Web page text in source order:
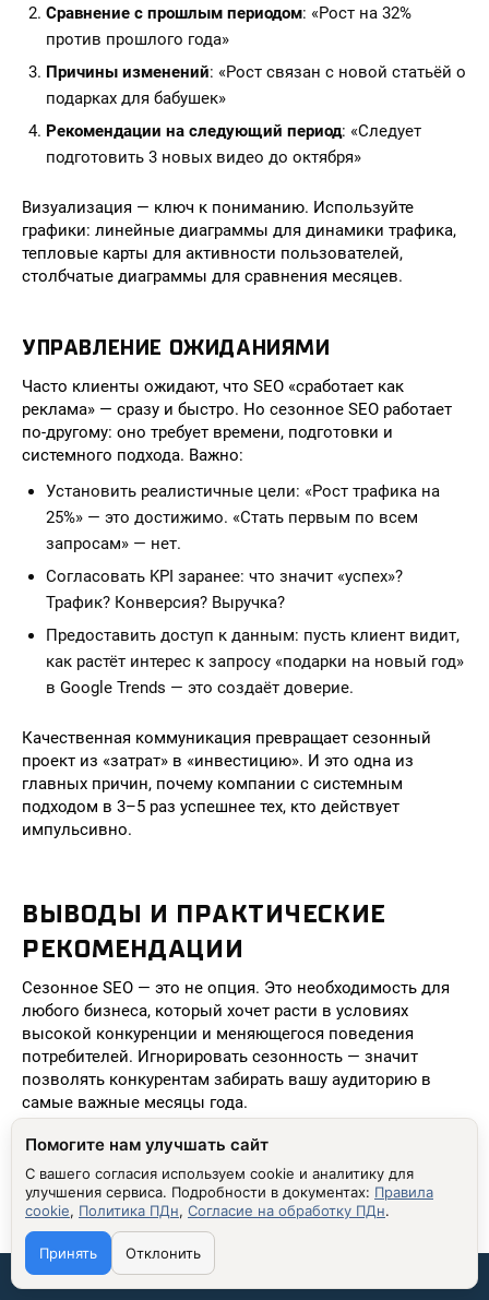
Сравнение с прошлым периодом: «Рост на 32%
против прошлого года»
Причины изменений: «Рост связан с новой статьёй о
подарках для бабушек»
Рекомендации на следующий период: «Следует
подготовить 3 новых видео до октября»
Визуализация — ключ к пониманию. Используйте
графики: линейные диаграммы для динамики трафика,
тепловые карты для активности пользователей,
столбчатые диаграммы для сравнения месяцев.
УПРАВЛЕНИЕ ОЖИДАНИЯМИ
Часто клиенты ожидают, что SEO «сработает как
реклама» — сразу и быстро. Но сезонное SEO работает
по-другому: оно требует времени, подготовки и
системного подхода. Важно:
Установить реалистичные цели: «Рост трафика на
25%» — это достижимо. «Стать первым по всем
запросам» — нет.
Согласовать KPI заранее: что значит «успех»?
Трафик? Конверсия? Выручка?
Предоставить доступ к данным: пусть клиент видит,
как растёт интерес к запросу «подарки на новый год»
в Google Trends — это создаёт доверие.
Качественная коммуникация превращает сезонный
проект из «затрат» в «инвестицию». И это одна из
главных причин, почему компании с системным
подходом в 3–5 раз успешнее тех, кто действует
импульсивно.
ВЫВОДЫ И ПРАКТИЧЕСКИЕ
РЕКОМЕНДАЦИИ
Сезонное SEO — это не опция. Это необходимость для
любого бизнеса, который хочет расти в условиях
высокой конкуренции и меняющегося поведения
потребителей. Игнорировать сезонность — значит
позволять конкурентам забирать вашу аудиторию в
самые важные месяцы года.
Вот ключевые выводы:
Сезонность — это закономерность, а не исключение
Учитывайте её в каждой стратегии.
Подготовка должна начинаться за 4–6 месяцев
Пиковые периоды требуют не реакции, а
Связаться со мной:
Помогите нам улучшать сайт
С вашего согласия используем cookie и аналитику для
улучшения сервиса. Подробности в документах: Правила
cookie, Политика ПДн, Согласие на обработку ПДн.
Принять Отклонить